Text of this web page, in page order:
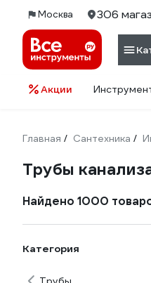
Москва 306
Акции
Главная / Сантехника /
Трубы
Найдено 1000
Категория